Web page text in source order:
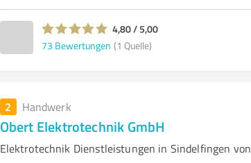
4,80 / 5,00
73 Bewertungen (1 Quelle)
2 Handwerk
Obert Elektrotechnik GmbH
Elektrotechnik Dienstleistungen in Sindelfingen